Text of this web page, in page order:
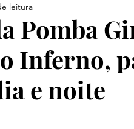
Pomba
Inferno,
e noite
leitura